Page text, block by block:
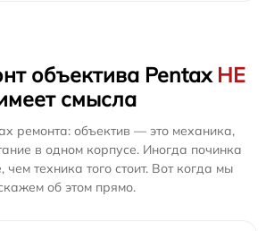
объектива Pentax НЕ
смысла
ремонта: объектив — это механика,
в одном корпусе. Иногда починка
техника того стоит. Вот когда мы
об этом прямо.